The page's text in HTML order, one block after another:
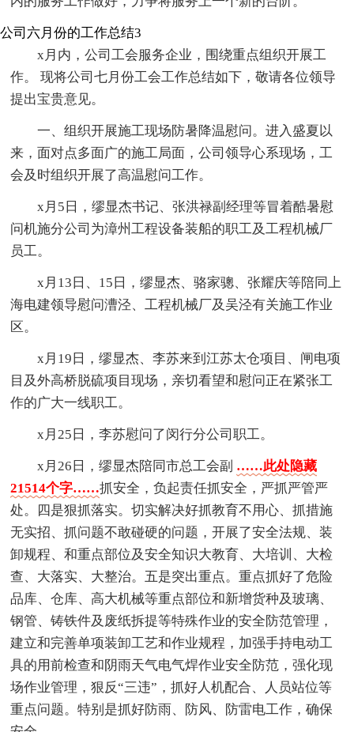
公司六月份的工作总结3
x月内，公司工会服务企业，围绕重点组织开展工
作。 现将公司七月份工会工作总结如下，敬请各位领导
提出宝贵意见。
一、组织开展施工现场防暑降温慰问。进入盛夏以
来，面对点多面广的施工局面，公司领导心系现场，工
会及时组织开展了高温慰问工作。
x月5日，缪显杰书记、张洪禄副经理等冒着酷暑慰
问机施分公司为漳州工程设备装船的职工及工程机械厂
员工。
x月13日、15日，缪显杰、骆家骢、张耀庆等陪同上
海电建领导慰问漕泾、工程机械厂及吴泾有关施工作业
区。
x月19日，缪显杰、李苏来到江苏太仓项目、闸电项
目及外高桥脱硫项目现场，亲切看望和慰问正在紧张工
作的广大一线职工。
x月25日，李苏慰问了闵行分公司职工。
x月26日，缪显杰陪同市总工会副 ……此处隐藏
21514个字……抓安全，负起责任抓安全，严抓严管严
处。四是狠抓落实。切实解决好抓教育不用心、抓措施
无实招、抓问题不敢碰硬的问题，开展了安全法规、装
卸规程、和重点部位及安全知识大教育、大培训、大检
查、大落实、大整治。五是突出重点。重点抓好了危险
品库、仓库、高大机械等重点部位和新增货种及玻璃、
钢管、铸铁件及废纸拆提等特殊作业的安全防范管理，
建立和完善单项装卸工艺和作业规程，加强手持电动工
具的用前检查和阴雨天气电气焊作业安全防范，强化现
场作业管理，狠反“三违”，抓好人机配合、人员站位等
重点问题。特别是抓好防雨、防风、防雷电工作，确保